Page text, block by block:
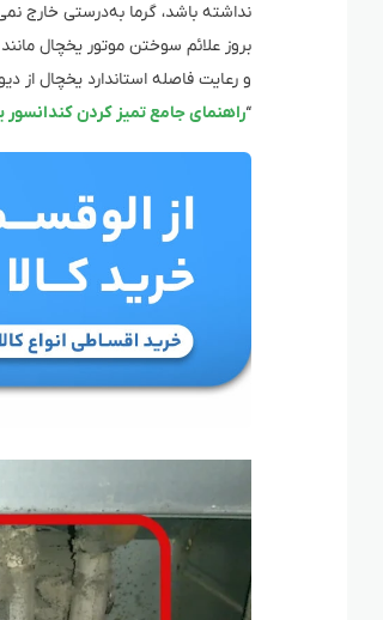
نداشته باشد، گرما به‌درستی خارج
بروز علائم سوختن موتور یخچال
و رعایت فاصله استاندارد یخچال از
“راهنمای جامع تمیز کردن